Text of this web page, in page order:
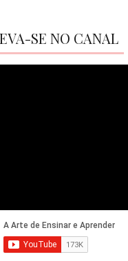
SE NO CANAL